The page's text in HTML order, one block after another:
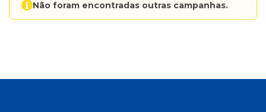
Não foram encontradas outras campanhas.